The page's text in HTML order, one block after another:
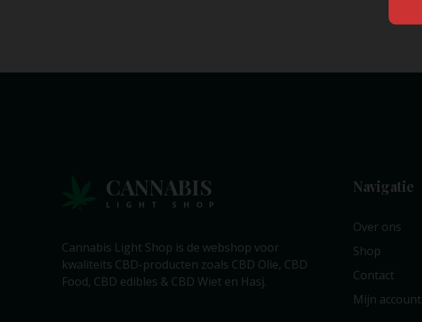
CANNABIS
LIGHT SHOP
Cannabis Light Shop is de webshop voor
kwaliteits CBD-producten zoals CBD Olie, CBD
Food, CBD edibles & CBD Wiet en Hasj.
Navigatie
Over ons
Shop
Contact
Mijn account